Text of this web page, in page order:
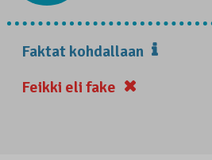
Faktat kohdallaan
Feikki eli fake